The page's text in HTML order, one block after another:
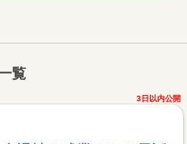
覧
3日以内公開